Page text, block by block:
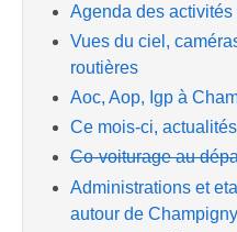
Agenda des
Vues du ciel,
routières
Aoc, Aop, Igp à
Ce mois-ci,
Co-voiturage au
Administrations et
autour de Champigny